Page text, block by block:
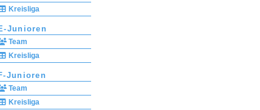
Kreisliga
Junioren
Team
Kreisliga
Junioren
Team
Kreisliga